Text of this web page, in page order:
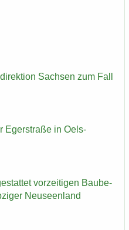
Sach­sen zum Fall
Eger­stra­ße in Oels­
vor­zei­ti­gen Bau­be­
Neu­seen­land